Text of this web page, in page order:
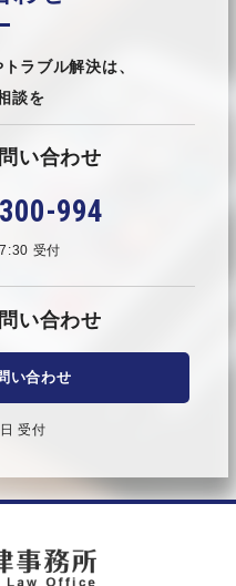
ラブル解決は、
談を
い合わせ
994
受付
い合わせ
い合わせ
受付